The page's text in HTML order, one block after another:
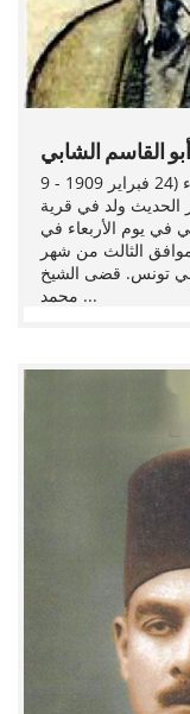
أبو القاسم الشابي
بو القاسم الشَّابِّي الملقب بشاعر الخضراء (24 فبراير 1909 - 9
الحديث ولد في قرية
في يوم الأربعاء في
من فبراير عام 1909م الموافق الثالث من شهر
توزر في تونس. قضى الشيخ
محمد ...